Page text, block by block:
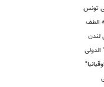
تونس
الطف
لندن
الدولی